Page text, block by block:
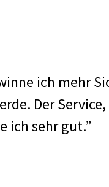
ich mehr
Der
ich sehr gut.”